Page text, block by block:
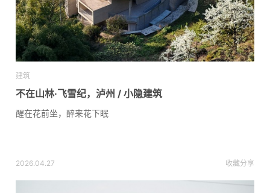
建筑
不在山林·飞雪纪，泸州 / 小隐建筑
醒在花前坐，醉来花下眠
2026.04.27 收藏分享